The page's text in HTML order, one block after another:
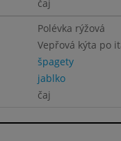
čaj
Polévka rýžová
Vepřová kýta po
špagety
jablko
čaj